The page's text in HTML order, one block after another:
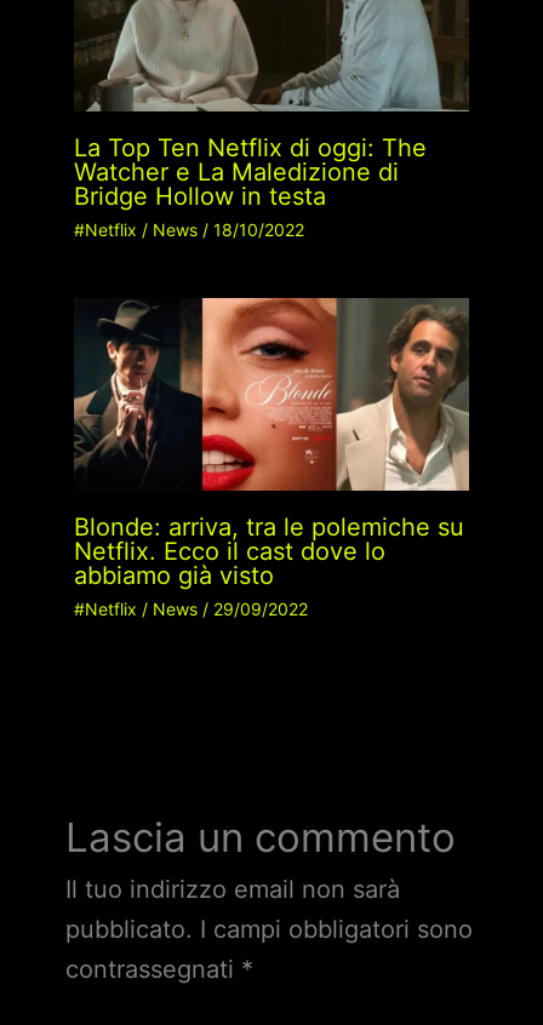
La Top Ten Netflix di oggi: The
Watcher e La Maledizione di
Bridge Hollow in testa
#Netflix / News/ 18/10/2022
Blonde: arriva, tra le polemiche su
Netflix. Ecco il cast dove lo
abbiamo già visto
#Netflix / News/ 29/09/2022
Lascia un commento
Il tuo indirizzo email non sarà
pubblicato. I campi obbligatori sono
contrassegnati *